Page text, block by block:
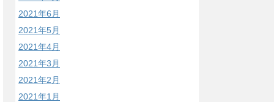
2021年6月
2021年5月
2021年4月
2021年3月
2021年2月
2021年1月